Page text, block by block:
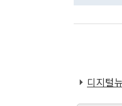
디지털